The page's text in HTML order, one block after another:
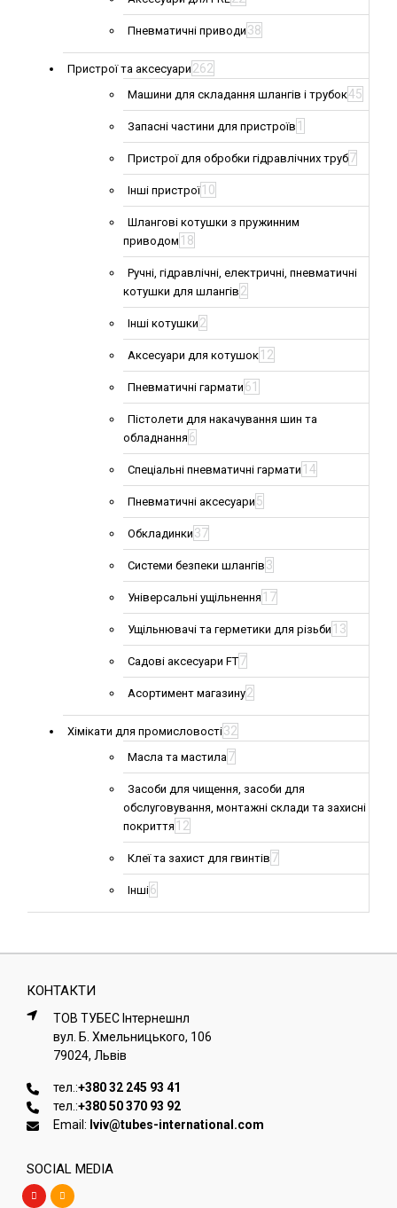
Пневматичні приводи 38
Пристрої та аксесуари 262
Машини для складання шлангів і трубок45
Запасні частини для пристроїв 1
Пристрої для обробки гідравлічних труб7
Інші пристрої 10
Шлангові котушки з пружинним
приводом 18
Ручні, гідравлічні, електричні, пневматичні
котушки для шлангів 2
Інші котушки 2
Аксесуари для котушок 12
Пневматичні гармати 61
Пістолети для накачування шин та
обладнання 6
Спеціальні пневматичні гармати 14
Пневматичні аксесуари 5
Обкладинки 37
Системи безпеки шлангів 3
Універсальні ущільнення 17
Ущільнювачі та герметики для різьби 13
Садові аксесуари FT7
Асортимент магазину2
Хімікати для промисловості32
Масла та мастила7
Засоби для чищення, засоби для
обслуговування, монтажні склади та захисні
покриття 12
Клеї та захист для гвинтів 7
Інші6
КОНТАКТИ
ТОВ ТУБЕС Iнтернешнл
вул. Б. Хмельницького, 106
79024, Львiв
тел.:+380 32 245 93 41
тел.:+380 50 370 93 92
Email: lviv@tubes-international.com
SOCIAL MEDIA